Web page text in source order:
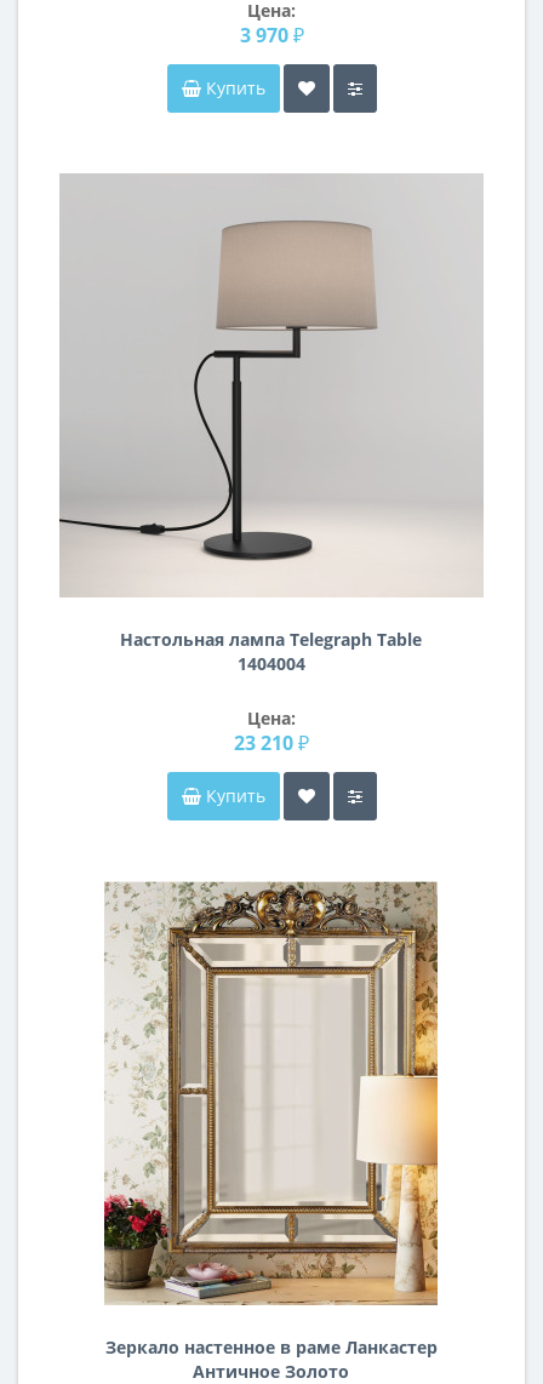
Цена:
3 970 ₽
Купить
Настольная лампа Telegraph Table
1404004
Цена:
23 210 ₽
Купить
Зеркало настенное в раме Ланкастер
Античное Золото